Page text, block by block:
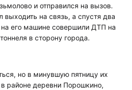
и отправился на вызов.
выходить на связь, а спустя два
на его машине совершили ДТП на
в сторону города.
но в минувшую пятницу их
районе деревни Порошкино,